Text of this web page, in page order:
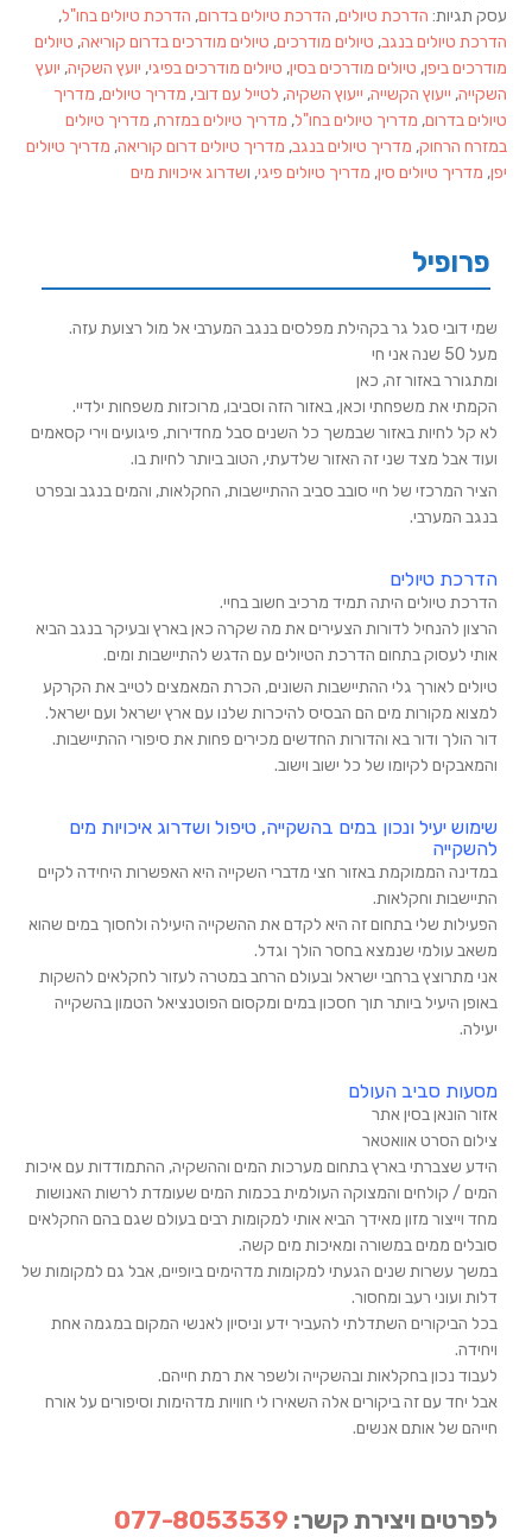
עסק תגיות: הדרכת טיולים, הדרכת טיולים בדרום, הדרכת טיולים בחו"ל,
הדרכת טיולים בנגב, טיולים מודרכים, טיולים מודרכים בדרום קוריאה, טיולים
מודרכים ביפן, טיולים מודרכים בסין, טיולים מודרכים בפיגי, יועץ השקיה, יועץ
השקייה, ייעוץ הקשייה, ייעוץ השקיה, לטייל עם דובי, מדריך טיולים, מדריך
טיולים בדרום, מדריך טיולים בחו"ל, מדריך טיולים במזרח, מדריך טיולים
במזרח הרחוק, מדריך טיולים בנגב, מדריך טיולים דרום קוריאה, מדריך טיולים
יפן, מדריך טיולים סין, מדריך טיולים פיגי, ושדרוג איכויות מים
פרופיל
שמי דובי סגל גר בקהילת מפלסים בנגב המערבי אל מול רצועת עזה.
מעל 50 שנה אני חי
ומתגורר באזור זה, כאן
הקמתי את משפחתי וכאן, באזור הזה וסביבו, מרוכזות משפחות ילדיי.
לא קל לחיות באזור שבמשך כל השנים סבל מחדירות, פיגועים וירי קסאמים
ועוד אבל מצד שני זה האזור שלדעתי, הטוב ביותר לחיות בו.
הציר המרכזי של חיי סובב סביב ההתיישבות, החקלאות, והמים בנגב ובפרט
בנגב המערבי.
הדרכת טיולים
הדרכת טיולים היתה תמיד מרכיב חשוב בחיי.
הרצון להנחיל לדורות הצעירים את מה שקרה כאן בארץ ובעיקר בנגב הביא
אותי לעסוק בתחום הדרכת הטיולים עם הדגש להתיישבות ומים.
טיולים לאורך גלי ההתיישבות השונים, הכרת המאמצים לטייב את הקרקע
למצוא מקורות מים הם הבסיס להיכרות שלנו עם ארץ ישראל ועם ישראל.
דור הולך ודור בא והדורות החדשים מכירים פחות את סיפורי ההתיישבות.
והמאבקים לקיומו של כל ישוב וישוב.
שימוש יעיל ונכון במים בהשקייה, טיפול ושדרוג איכויות מים
להשקייה
במדינה הממוקמת באזור חצי מדברי השקייה היא האפשרות היחידה לקיים
התיישבות וחקלאות.
הפעילות שלי בתחום זה היא לקדם את ההשקייה היעילה ולחסוך במים שהוא
משאב עולמי שנמצא בחסר הולך וגדל.
אני מתרוצץ ברחבי ישראל ובעולם הרחב במטרה לעזור לחקלאים להשקות
באופן היעיל ביותר תוך חסכון במים ומקסום הפוטנציאל הטמון בהשקייה
יעילה.
מסעות סביב העולם
אזור הונאן בסין אתר
צילום הסרט אוואטאר
הידע שצברתי בארץ בתחום מערכות המים וההשקיה, ההתמודדות עם איכות
המים / קולחים והמצוקה העולמית בכמות המים שעומדת לרשות האנושות
מחד וייצור מזון מאידך הביא אותי למקומות רבים בעולם שגם בהם החקלאים
סובלים ממים במשורה ומאיכות מים קשה.
במשך עשרות שנים הגעתי למקומות מדהימים ביופיים, אבל גם למקומות של
דלות ועוני רעב ומחסור.
בכל הביקורים השתדלתי להעביר ידע וניסיון לאנשי המקום במגמה אחת
ויחידה.
לעבוד נכון בחקלאות ובהשקייה ולשפר את רמת חייהם.
אבל יחד עם זה ביקורים אלה השאירו לי חוויות מדהימות וסיפורים על אורח
חייהם של אותם אנשים.
לפרטים ויצירת קשר: 077-8053539